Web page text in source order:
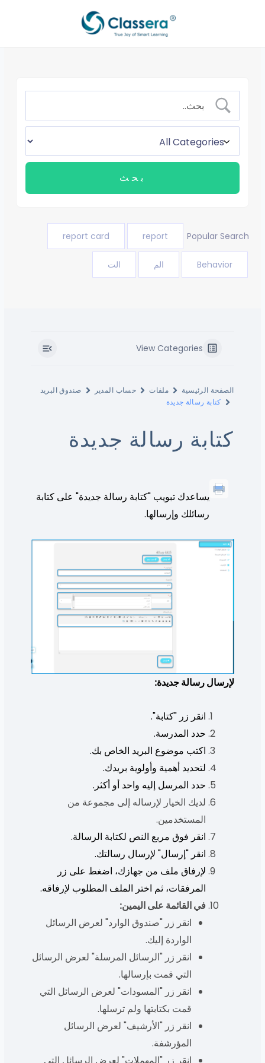
Popular Search
report
report card
Behavior الم الت
View Categories
الصفحة الرئيسية ملفات حساب المدير
صندوق البريد
كتابة رسالة جديدة
كتابة رسالة جديدة
يساعدك تبويب "كتابة رسالة جديدة" على كتابة
رسائلك وإرسالها.
لإرسال رسالة جديدة:
انقر زر "كتابة".
حدد المدرسة.
اكتب موضوع البريد الخاص بك.
لتحديد أهمية وأولوية بريدك.
حدد المرسل إليه واحد أو أكثر.
لديك الخيار لإرساله إلى مجموعة من
المستخدمين.
انقر فوق مربع النص لكتابة الرسالة.
انقر "إرسال" لإرسال رسالتك.
لإرفاق ملف من جهازك، اضغط على زر
المرفقات، ثم اختر الملف المطلوب لإرفاقه.
في القائمة على اليمين:
انقر زر "صندوق الوارد" لعرض الرسائل
الواردة إليك.
انقر زر "الرسائل المرسلة" لعرض الرسائل
التي قمت بإرسالها.
انقر زر "المسودات" لعرض الرسائل التي
قمت بكتابتها ولم ترسلها.
انقر زر "الأرشيف" لعرض الرسائل
المؤرشفة.